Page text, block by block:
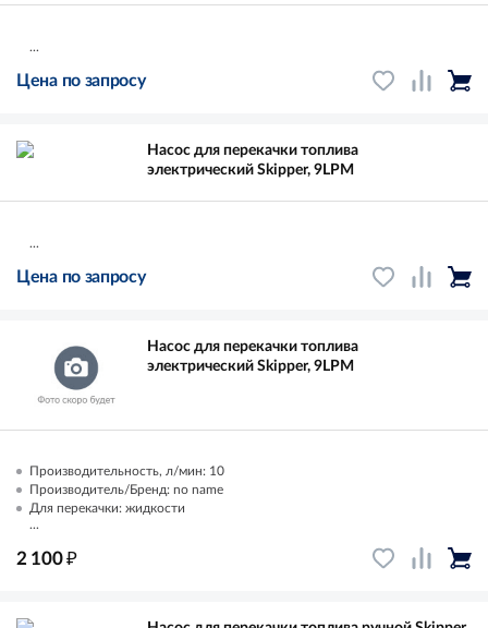
...
Цена по запросу
Насос для перекачки топлива
электрический Skipper, 9LPM
...
Цена по запросу
Насос для перекачки топлива
электрический Skipper, 9LPM
Производительность, л/мин: 10
Производитель/Бренд: no name
Для перекачки: жидкости
...
2 100₽